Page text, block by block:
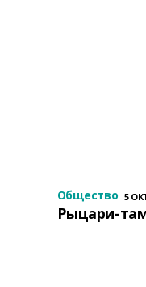
Общество 5
Рыцари-